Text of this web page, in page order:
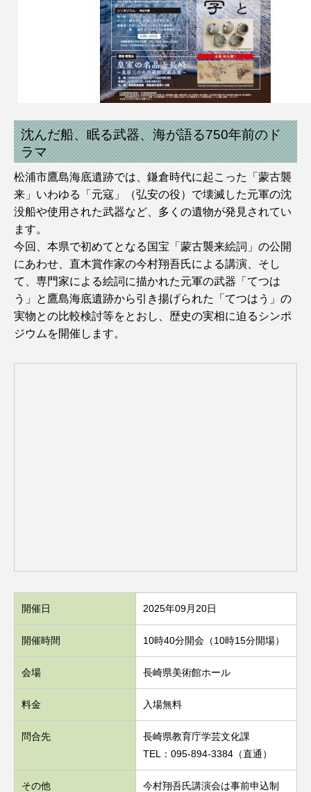
沈んだ船、眠る武器、海が語る750年前のド
ラマ
松浦市鷹島海底遺跡では、鎌倉時代に起こった「蒙古襲
来」いわゆる「元寇」（弘安の役）で壊滅した元軍の沈
没船や使用された武器など、多くの遺物が発見されてい
ます。
今回、本県で初めてとなる国宝「蒙古襲来絵詞」の公開
にあわせ、直木賞作家の今村翔吾氏による講演、そし
て、専門家による絵詞に描かれた元軍の武器「てつは
う」と鷹島海底遺跡から引き揚げられた「てつはう」の
実物との比較検討等をとおし、歴史の実相に迫るシンポ
ジウムを開催します。
開催日 2025年09月20日
開催時間 10時40分開会（10時15分開場）
会場 長崎県美術館ホール
料金 入場無料
問合先
長崎県教育庁学芸文化課
TEL：095-894-3384（直通）
その他
今村翔吾氏講演会は事前申込制